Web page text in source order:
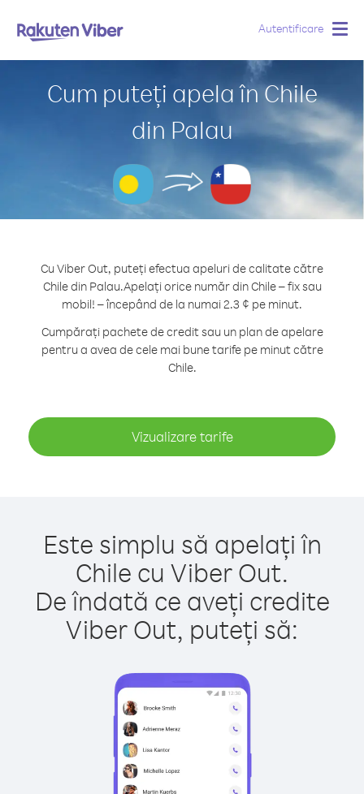
Autentificare
Cum puteți apela în Chile
din Palau
Cu Viber Out, puteți efectua apeluri de calitate către
Chile din Palau.Apelați orice număr din Chile – fix sau
mobil! – începând de la numai 2.3 ¢ pe minut.
Cumpărați pachete de credit sau un plan de apelare
pentru a avea de cele mai bune tarife pe minut către
Chile.
Vizualizare tarife
Este simplu să apelați în
Chile cu Viber Out.
De îndată ce aveți credite
Viber Out, puteți să: